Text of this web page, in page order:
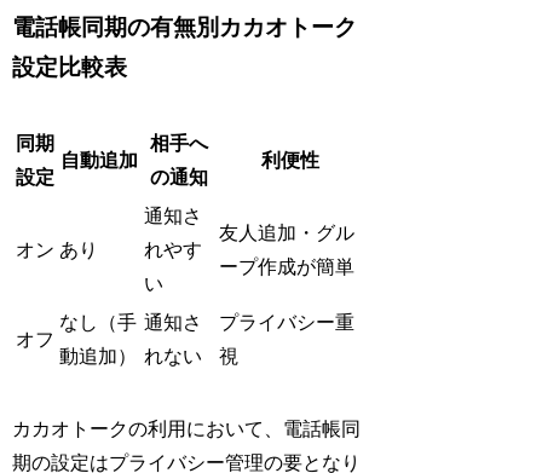
電話帳同期の有無別カカオトーク
設定比較表
同期
設定
自動追加
相手へ
の通知
利便性
オン あり
通知さ
れやす
い
友人追加・グル
ープ作成が簡単
オフ
なし（手
動追加）
通知さ
れない
プライバシー重
視
カカオトークの利用において、電話帳同
期の設定はプライバシー管理の要となり